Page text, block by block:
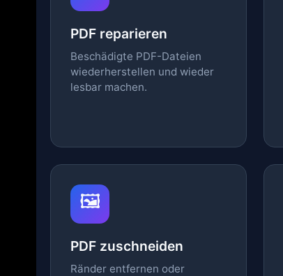
PDF reparieren
Beschädigte PDF-Dateien
wiederherstellen und wieder
lesbar machen.
🖼️
PDF zuschneiden
Ränder entfernen oder